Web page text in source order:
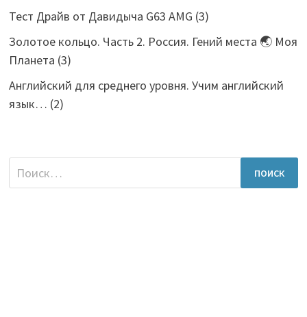
Тест Драйв от Давидыча G63 AMG (3)
Золотое кольцо. Часть 2. Россия. Гений места 🌏 Моя
Планета (3)
Английский для среднего уровня. Учим английский
язык… (2)
Найти: